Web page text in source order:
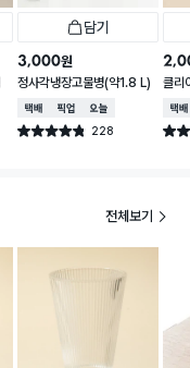
담기
3,000원
정사각냉장고물병(약1.8 L)
택배배송매장픽업오늘배송
별점 4.8점 228
건 작성
클리
택배
별점
전체보기